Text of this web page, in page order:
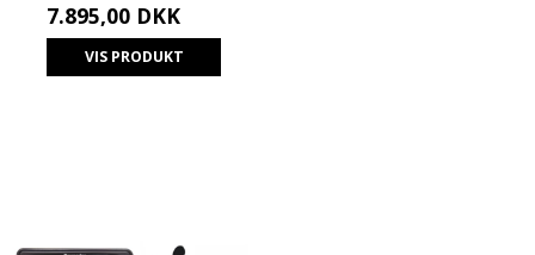
7.895,00 DKK
VIS PRODUKT